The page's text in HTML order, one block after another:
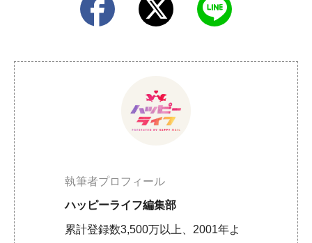
執筆者プロフィール
ハッピーライフ編集部
累計登録数3,500万以上、2001年よ